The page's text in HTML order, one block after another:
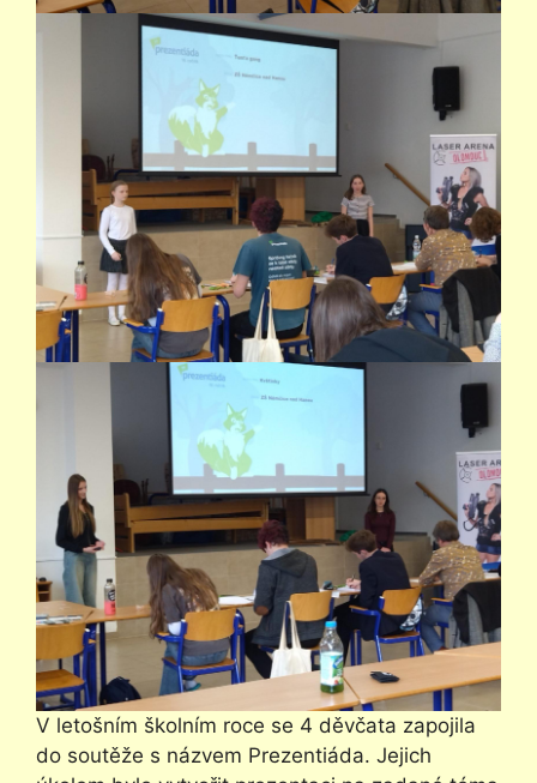
V letošním školním roce se 4 děvčata zapojila
do soutěže s názvem Prezentiáda. Jejich